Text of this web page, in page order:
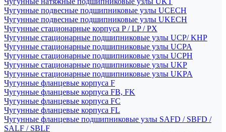
Чугунные подвесные подшипниковые узлы UCECH
Чугунные подвесные подшипниковые узлы UKECH
Чугунные стационарные корпуса P / LP / PX
Чугунные стационарные подшипниковые узлы UCP/ KHP
Чугунные стационарные подшипниковые узлы UCPA
Чугунные стационарные подшипниковые узлы UCPH
Чугунные стационарные подшипниковые узлы UKP
Чугунные стационарные подшипниковые узлы UKPA
Чугунные фланцевые корпуса F
Чугунные фланцевые корпуса FB, FK
Чугунные фланцевые корпуса FC
Чугунные фланцевые корпуса FL
Чугунные фланцевые подшипниковые узлы SAFD / SBFD /
SALF / SBLF